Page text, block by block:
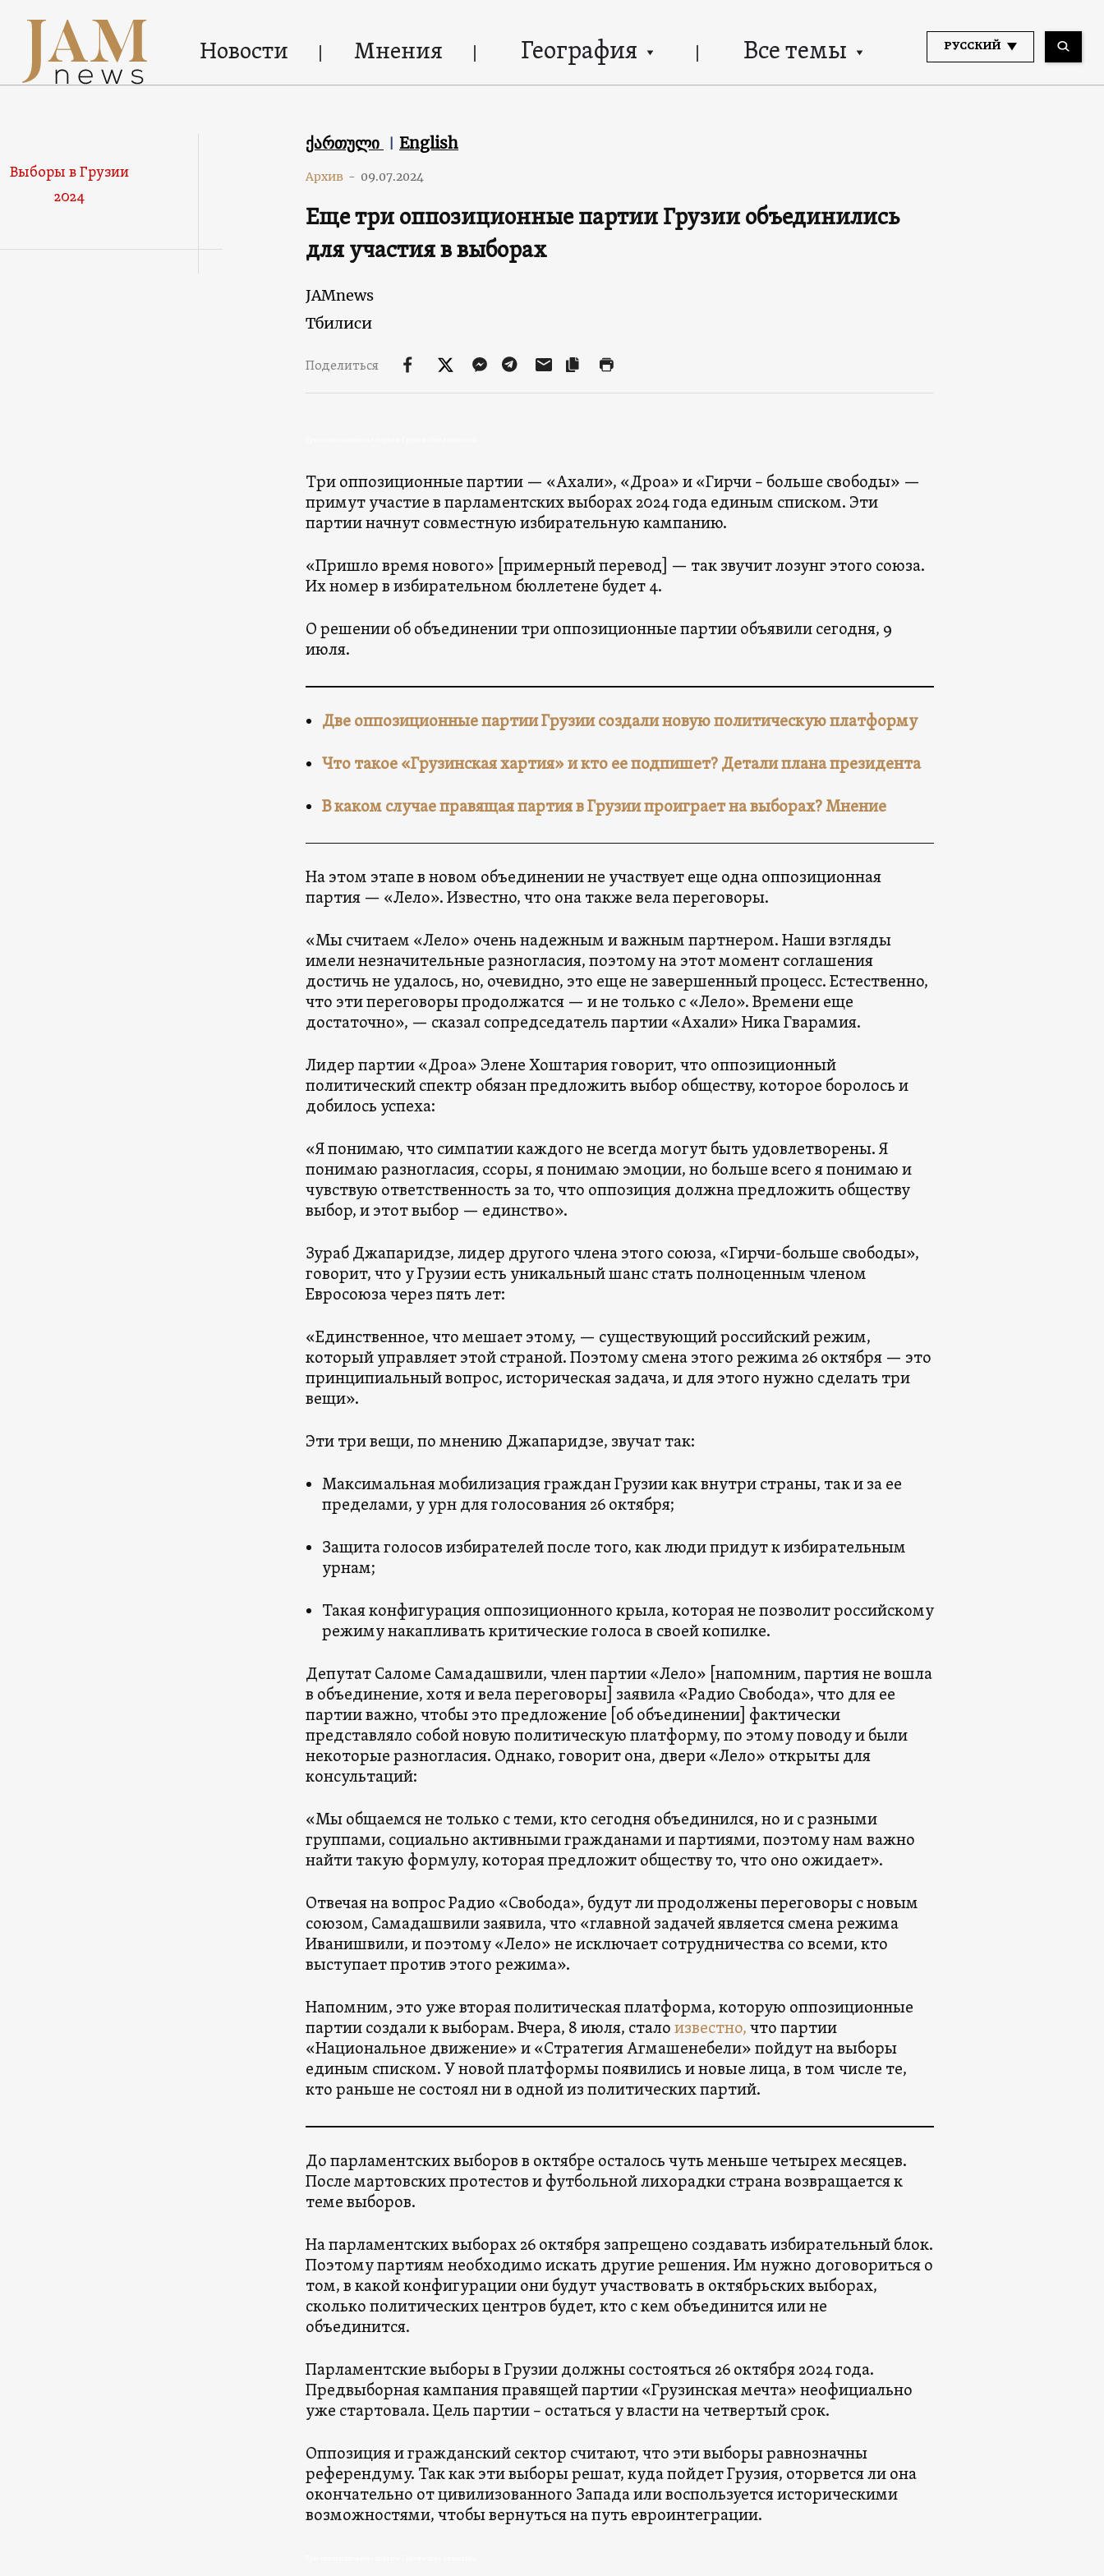
Новости Мнения География Все темы РУССКИЙ
Выборы в Грузии
2024
ქართული English
Архив - 09.07.2024
Еще три оппозиционные партии Грузии объединились
для участия в выборах
JAMnews
Тбилиси
Поделиться
Три оппозиционные партии — «Ахали», «Дроа» и «Гирчи – больше свободы» —
примут участие в парламентских выборах 2024 года единым списком. Эти
партии начнут совместную избирательную кампанию.
«Пришло время нового» [примерный перевод] — так звучит лозунг этого союза.
Их номер в избирательном бюллетене будет 4.
О решении об объединении три оппозиционные партии объявили сегодня, 9
июля.
Две оппозиционные партии Грузии создали новую политическую платформу
Что такое «Грузинская хартия» и кто ее подпишет? Детали плана президента
В каком случае правящая партия в Грузии проиграет на выборах? Мнение
На этом этапе в новом объединении не участвует еще одна оппозиционная
партия — «Лело». Известно, что она также вела переговоры.
«Мы считаем «Лело» очень надежным и важным партнером. Наши взгляды
имели незначительные разногласия, поэтому на этот момент соглашения
достичь не удалось, но, очевидно, это еще не завершенный процесс. Естественно,
что эти переговоры продолжатся — и не только с «Лело». Времени еще
достаточно», — сказал сопредседатель партии «Ахали» Ника Гварамия.
Лидер партии «Дроа» Элене Хоштария говорит, что оппозиционный
политический спектр обязан предложить выбор обществу, которое боролось и
добилось успеха:
«Я понимаю, что симпатии каждого не всегда могут быть удовлетворены. Я
понимаю разногласия, ссоры, я понимаю эмоции, но больше всего я понимаю и
чувствую ответственность за то, что оппозиция должна предложить обществу
выбор, и этот выбор — единство».
Зураб Джапаридзе, лидер другого члена этого союза, «Гирчи-больше свободы»,
говорит, что у Грузии есть уникальный шанс стать полноценным членом
Евросоюза через пять лет:
«Единственное, что мешает этому, — существующий российский режим,
который управляет этой страной. Поэтому смена этого режима 26 октября — это
принципиальный вопрос, историческая задача, и для этого нужно сделать три
вещи».
Эти три вещи, по мнению Джапаридзе, звучат так:
Максимальная мобилизация граждан Грузии как внутри страны, так и за ее
пределами, у урн для голосования 26 октября;
Защита голосов избирателей после того, как люди придут к избирательным
урнам;
Такая конфигурация оппозиционного крыла, которая не позволит российскому
режиму накапливать критические голоса в своей копилке.
Депутат Саломе Самадашвили, член партии «Лело» [напомним, партия не вошла
в объединение, хотя и вела переговоры] заявила «Радио Свобода», что для ее
партии важно, чтобы это предложение [об объединении] фактически
представляло собой новую политическую платформу, по этому поводу и были
некоторые разногласия. Однако, говорит она, двери «Лело» открыты для
консультаций:
«Мы общаемся не только с теми, кто сегодня объединился, но и с разными
группами, социально активными гражданами и партиями, поэтому нам важно
найти такую ​​формулу, которая предложит обществу то, что оно ожидает».
Отвечая на вопрос Радио «Свобода», будут ли продолжены переговоры с новым
союзом, Самадашвили заявила, что «главной задачей является смена режима
Иванишвили, и поэтому «Лело» не исключает сотрудничества со всеми, кто
выступает против этого режима».
Напомним, это уже вторая политическая платформа, которую оппозиционные
партии создали к выборам. Вчера, 8 июля, сталоизвестно,что партии
«Национальное движение» и «Стратегия Агмашенебели» пойдут на выборы
единым списком. У новой платформы появились и новые лица, в том числе те,
кто раньше не состоял ни в одной из политических партий.
До парламентских выборов в октябре осталось чуть меньше четырех месяцев.
После мартовских протестов и футбольной лихорадки страна возвращается к
теме выборов.
На парламентских выборах 26 октября запрещено создавать избирательный блок.
Поэтому партиям необходимо искать другие решения. Им нужно договориться о
том, в какой конфигурации они будут участвовать в октябрьских выборах,
сколько политических центров будет, кто с кем объединится или не
объединится.
Парламентские выборы в Грузии должны состояться 26 октября 2024 года.
Предвыборная кампания правящей партии «Грузинская мечта» неофициально
уже стартовала. Цель партии – остаться у власти на четвертый срок.
Оппозиция и гражданский сектор считают, что эти выборы равнозначны
референдуму. Так как эти выборы решат, куда пойдет Грузия, оторвется ли она
окончательно от цивилизованного Запада или воспользуется историческими
возможностями, чтобы вернуться на путь евроинтеграции.